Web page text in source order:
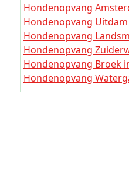
Hondenopvang
Hondenopvang Uitdam
Hondenopvang
Hondenopvang
Hondenopvang Broek
Hondenopvang
Hondenopvang Den Ilp